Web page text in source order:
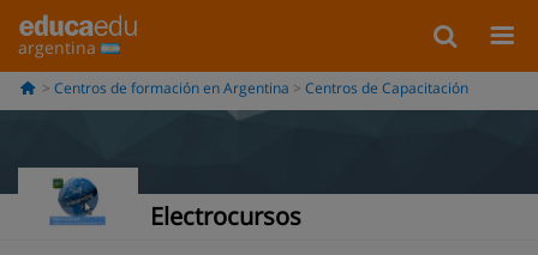
argentina
Centros de formación en Argentina Centros de Capacitación
Electrocursos
Información